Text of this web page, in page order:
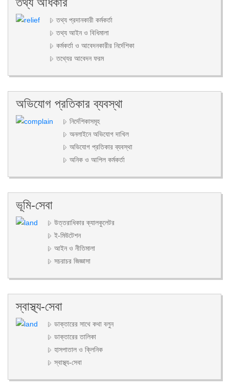
তথ্য প্রদানকারী কর্মকর্তা
তথ্য আইন ও বিধিমালা
কর্মকর্তা ও আবেদনকারীর নির্দেশিকা
তথ্যের আবেদন ফরম
অভিযোগ প্রতিকার ব্যবস্থা
নির্দেশিকাসমূহ
অনলাইনে অভিযোগ দাখিল
অভিযোগ প্রতিকার ব্যবস্থা
অনিক ও আপিল কর্মকর্তা
ভূমি-সেবা
উত্তরাধিকার ক্যালকুলেটর
ই-মিউটেশন
আইন ও নীতিমালা
সচরাচর জিজ্ঞাসা
স্বাস্থ্য-সেবা
ডাক্তারের সাথে কথা বলুন
ডাক্তারের তালিকা
হাসপাতাল ও ক্লিনিক
স্বাস্থ্য-সেবা